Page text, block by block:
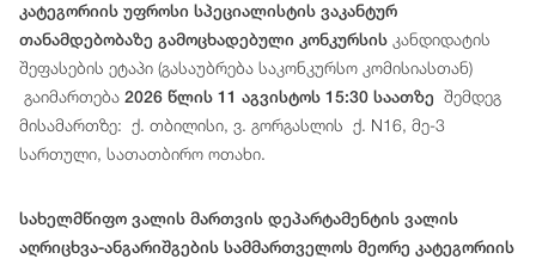
კატეგორიის უფროსი სპეციალისტის ვაკანტურ
თანამდებობაზე გამოცხადებული კონკურსის კანდიდატის
შეფასების ეტაპი (გასაუბრება საკონკურსო კომისიასთან)
გაიმართება 2026 წლის 11 აგვისტოს 15:30 საათზე შემდეგ
მისამართზე: ქ. თბილისი, ვ. გორგასლის ქ. N16, მე-3
სართული, სათათბირო ოთახი.
სახელმწიფო ვალის მართვის დეპარტამენტის ვალის
აღრიცხვა-ანგარიშგების სამმართველოს მეორე კატეგორიის